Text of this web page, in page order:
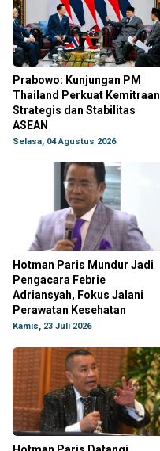
Prabowo: Kunjungan PM
Thailand Perkuat Kemitraan
Strategis dan Stabilitas
ASEAN
Selasa, 04 Agustus 2026
Hotman Paris Mundur Jadi
Pengacara Febrie
Adriansyah, Fokus Jalani
Perawatan Kesehatan
Kamis, 23 Juli 2026